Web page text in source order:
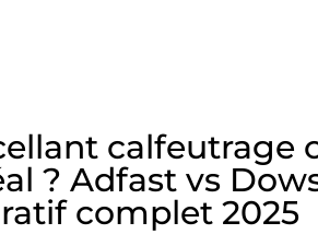
calfeutrage
? Adfast vs
complet 2025